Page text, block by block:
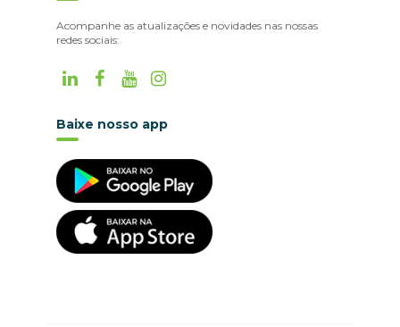
Acompanhe as atualizações e novidades nas nossas
redes sociais:
Baixe nosso app